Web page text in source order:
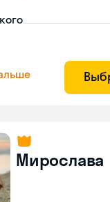
Мирослава